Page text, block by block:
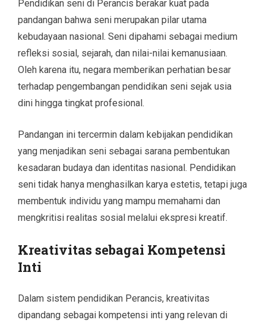
Pendidikan seni di Perancis berakar kuat pada
pandangan bahwa seni merupakan pilar utama
kebudayaan nasional. Seni dipahami sebagai medium
refleksi sosial, sejarah, dan nilai-nilai kemanusiaan.
Oleh karena itu, negara memberikan perhatian besar
terhadap pengembangan pendidikan seni sejak usia
dini hingga tingkat profesional.
Pandangan ini tercermin dalam kebijakan pendidikan
yang menjadikan seni sebagai sarana pembentukan
kesadaran budaya dan identitas nasional. Pendidikan
seni tidak hanya menghasilkan karya estetis, tetapi juga
membentuk individu yang mampu memahami dan
mengkritisi realitas sosial melalui ekspresi kreatif.
Kreativitas sebagai Kompetensi
Inti
Dalam sistem pendidikan Perancis, kreativitas
dipandang sebagai kompetensi inti yang relevan di